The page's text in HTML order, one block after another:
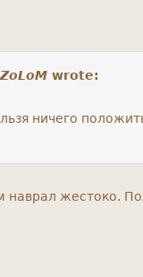
wrote:
ничего
наврал жестоко.